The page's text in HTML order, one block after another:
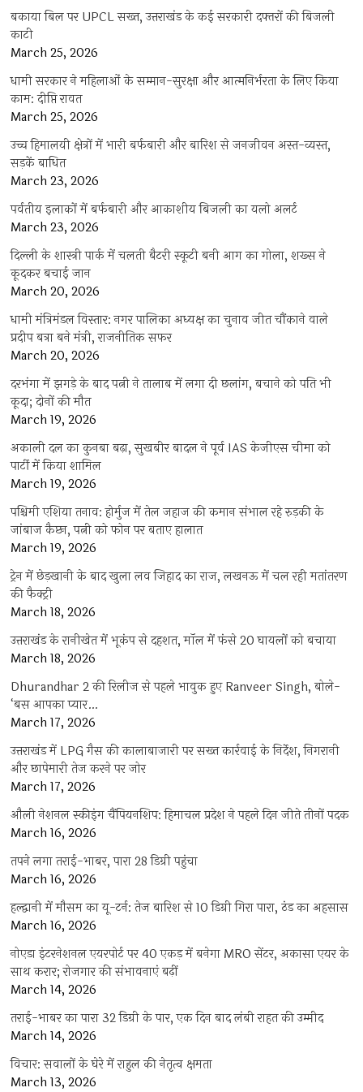
बकाया बिल पर UPCL सख्त, उत्तराखंड के कई सरकारी दफ्तरों की बिजली
काटी
March 25, 2026
धामी सरकार ने महिलाओं के सम्मान-सुरक्षा और आत्मनिर्भरता के लिए किया
काम: दीप्ति रावत
March 25, 2026
उच्च हिमालयी क्षेत्रों में भारी बर्फबारी और बारिश से जनजीवन अस्त-व्यस्त,
सड़कें बाधित
March 23, 2026
पर्वतीय इलाकों में बर्फबारी और आकाशीय बिजली का यलो अलर्ट
March 23, 2026
दिल्ली के शास्त्री पार्क में चलती बैटरी स्कूटी बनी आग का गोला, शख्स ने
कूदकर बचाई जान
March 20, 2026
धामी मंत्रिमंडल विस्तार: नगर पालिका अध्यक्ष का चुनाव जीत चौंकाने वाले
प्रदीप बत्रा बने मंत्री, राजनीतिक सफर
March 20, 2026
दरभंगा में झगड़े के बाद पत्नी ने तालाब में लगा दी छलांग, बचाने को पति भी
कूदा; दोनों की मौत
March 19, 2026
अकाली दल का कुनबा बढ़ा, सुखबीर बादल ने पूर्व IAS केजीएस चीमा को
पार्टी में किया शामिल
March 19, 2026
पश्चिमी एशिया तनाव: होर्मुज में तेल जहाज की कमान संभाल रहे रुड़की के
जांबाज कैप्टन, पत्नी को फोन पर बताए हालात
March 19, 2026
ट्रेन में छेड़खानी के बाद खुला लव जिहाद का राज, लखनऊ में चल रही मतांतरण
की फैक्ट्री
March 18, 2026
उत्तराखंड के रानीखेत में भूकंप से दहशत, मॉल में फंसे 20 घायलों को बचाया
March 18, 2026
Dhurandhar 2 की रिलीज से पहले भावुक हुए Ranveer Singh, बोले-
‘बस आपका प्यार…
March 17, 2026
उत्तराखंड में LPG गैस की कालाबाजारी पर सख्त कार्रवाई के निर्देश, निगरानी
और छापेमारी तेज करने पर जोर
March 17, 2026
औली नेशनल स्कीइंग चैंपियनशिप: हिमाचल प्रदेश ने पहले दिन जीते तीनों पदक
March 16, 2026
तपने लगा तराई-भाबर, पारा 28 डिग्री पहुंचा
March 16, 2026
हल्द्वानी में मौसम का यू-टर्न: तेज बारिश से 10 डिग्री गिरा पारा, ठंड का अहसास
March 16, 2026
नोएडा इंटरनेशनल एयरपोर्ट पर 40 एकड़ में बनेगा MRO सेंटर, अकासा एयर के
साथ करार; रोजगार की संभावनाएं बढ़ीं
March 14, 2026
तराई-भाबर का पारा 32 डिग्री के पार, एक दिन बाद लंबी राहत की उम्मीद
March 14, 2026
विचार: सवालों के घेरे में राहुल की नेतृत्व क्षमता
March 13, 2026